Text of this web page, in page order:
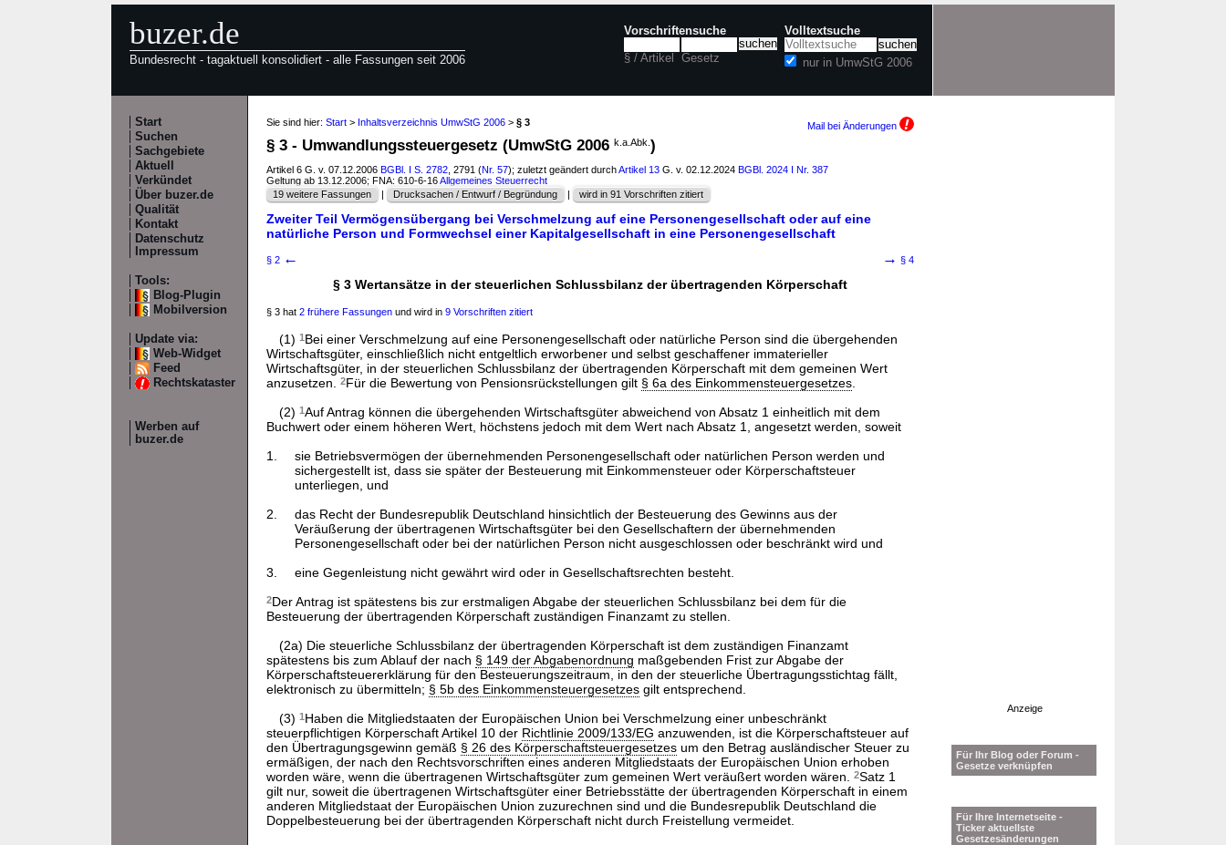
buzer.de
Bundesrecht - tagaktuell konsolidiert - alle Fassungen seit 2006
Vorschriftensuche
§ / Artikel Gesetz
Volltextsuche
nur in UmwStG 2006
Start
Suchen
Sachgebiete
Aktuell
Verkündet
Über buzer.de
Qualität
Kontakt
Datenschutz
Impressum
Tools:
Blog-Plugin
Mobilversion
Update via:
Web-Widget
Feed
Rechtskataster
Werben auf
buzer.de
Sie sind hier: Start > Inhaltsverzeichnis UmwStG 2006 > § 3 Mail bei Änderungen
§ 3 - Umwandlungssteuergesetz (UmwStG 2006 k.a.Abk. )
Artikel 6 G. v. 07.12.2006 BGBl. I S. 2782 , 2791 (Nr. 57); zuletzt geändert durchArtikel 13 G. v. 02.12.2024 BGBl. 2024 I Nr. 387
Geltung ab 13.12.2006; FNA: 610-6-16Allgemeines Steuerrecht
19 weitere Fassungen
| Drucksachen / Entwurf / Begründung | wird in 91 Vorschriften zitiert
Zweiter Teil Vermögensübergang bei Verschmelzung auf eine Personengesellschaft oder auf eine
natürliche Person und Formwechsel einer Kapitalgesellschaft in eine Personengesellschaft
§ 2 ← → § 4
§ 3 Wertansätze in der steuerlichen Schlussbilanz der übertragenden Körperschaft
§ 3 hat 2 frühere Fassungen und wird in 9 Vorschriften zitiert
(1) 1Bei einer Verschmelzung auf eine Personengesellschaft oder natürliche Person sind die übergehenden
Wirtschaftsgüter, einschließlich nicht entgeltlich erworbener und selbst geschaffener immaterieller
Wirtschaftsgüter, in der steuerlichen Schlussbilanz der übertragenden Körperschaft mit dem gemeinen Wert
anzusetzen.
2Für die Bewertung von Pensionsrückstellungen gilt § 6a des Einkommensteuergesetzes
(2) 1Auf Antrag können die übergehenden Wirtschaftsgüter abweichend von Absatz 1 einheitlich mit dem
Buchwert oder einem höheren Wert, höchstens jedoch mit dem Wert nach Absatz 1, angesetzt werden, soweit
1.
sie Betriebsvermögen der übernehmenden Personengesellschaft oder natürlichen Person werden und
sichergestellt ist, dass sie später der Besteuerung mit Einkommensteuer oder Körperschaftsteuer
unterliegen, und
2.
das Recht der Bundesrepublik Deutschland hinsichtlich der Besteuerung des Gewinns aus der
Veräußerung der übertragenen Wirtschaftsgüter bei den Gesellschaftern der übernehmenden
Personengesellschaft oder bei der natürlichen Person nicht ausgeschlossen oder beschränkt wird und
3.
eine Gegenleistung nicht gewährt wird oder in Gesellschaftsrechten besteht.
2Der Antrag ist spätestens bis zur erstmaligen Abgabe der steuerlichen Schlussbilanz bei dem für die
Besteuerung der übertragenden Körperschaft zuständigen Finanzamt zu stellen.
(2a) Die steuerliche Schlussbilanz der übertragenden Körperschaft ist dem zuständigen Finanzamt
spätestens bis zum Ablauf der nach § 149 der Abgabenordnung maßgebenden Frist zur Abgabe der
Körperschaftsteuererklärung für den Besteuerungszeitraum, in den der steuerliche Übertragungsstichtag fällt,
elektronisch zu übermitteln; § 5b des Einkommensteuergesetzes gilt entsprechend.
(3) 1Haben die Mitgliedstaaten der Europäischen Union bei Verschmelzung einer unbeschränkt
steuerpflichtigen Körperschaft Artikel 10 der Richtlinie 2009/133/EG anzuwenden, ist die Körperschaftsteuer auf
den Übertragungsgewinn gemäß § 26 des Körperschaftsteuergesetzes um den Betrag ausländischer Steuer zu
ermäßigen, der nach den Rechtsvorschriften eines anderen Mitgliedstaats der Europäischen Union erhoben
worden wäre, wenn die übertragenen Wirtschaftsgüter zum gemeinen Wert veräußert worden wären.
2Satz 1
gilt nur, soweit die übertragenen Wirtschaftsgüter einer Betriebsstätte der übertragenden Körperschaft in einem
anderen Mitgliedstaat der Europäischen Union zuzurechnen sind und die Bundesrepublik Deutschland die
Doppelbesteuerung bei der übertragenden Körperschaft nicht durch Freistellung vermeidet.
Anzeige
Für Ihr Blog oder Forum -
Gesetze verknüpfen
Für Ihre Internetseite -
Ticker aktuellste
Gesetzesänderungen